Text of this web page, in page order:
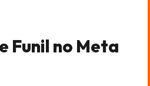
Funil no Meta